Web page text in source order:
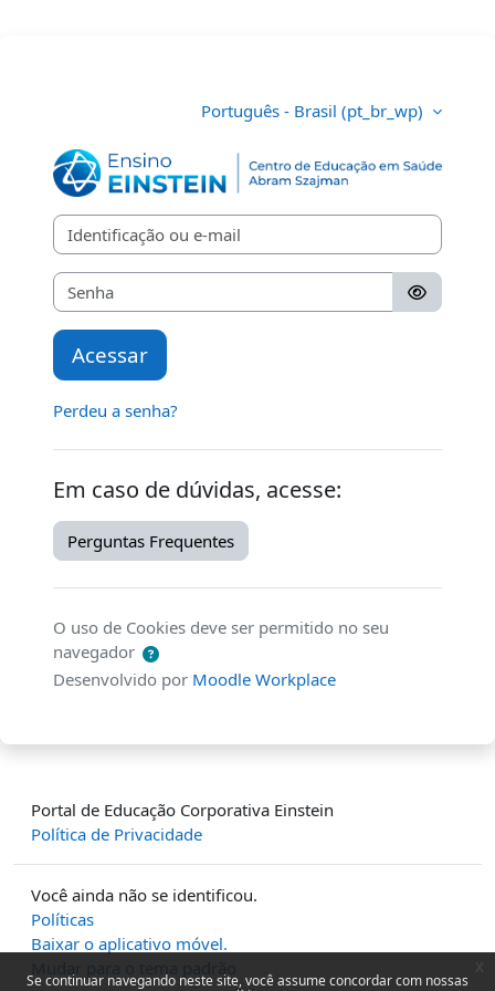
Se continuar navegando neste site, você assume concordar com nossas
Português - Brasil ‎(pt_br_wp)‎
Corpo Clínico
Identificação ou e-mail
Senha
Acessar
Perdeu a senha?
Em caso de dúvidas, acesse:
Perguntas Frequentes
O uso de Cookies deve ser permitido no seu
navegador
Desenvolvido por Moodle Workplace
Portal de Educação Corporativa Einstein
Política de Privacidade
Você ainda não se identificou.
Políticas
Baixar o aplicativo móvel.
Mudar para o tema padrão